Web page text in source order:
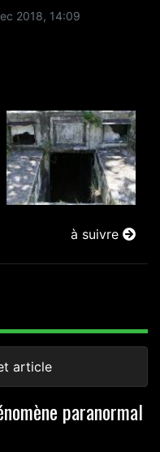
2018, 14:09
à suivre
article
paranormal